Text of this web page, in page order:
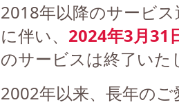
2018年以降のサービ
に伴い、 2024年3月31
のサービスは終了いた
2002年以来、長年の